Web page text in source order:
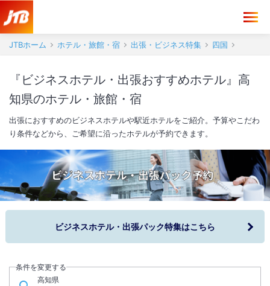
JTBホーム ホテル・旅館・宿 出張・ビジネス特集 四国
『ビジネスホテル・出張おすすめホテル』高
知県のホテル・旅館・宿
出張におすすめのビジネスホテルや駅近ホテルをご紹介。予算やこだわ
り条件などから、ご希望に沿ったホテルが予約できます。
ビジネスホテル・出張パック特集はこちら
条件を変更する
高知県